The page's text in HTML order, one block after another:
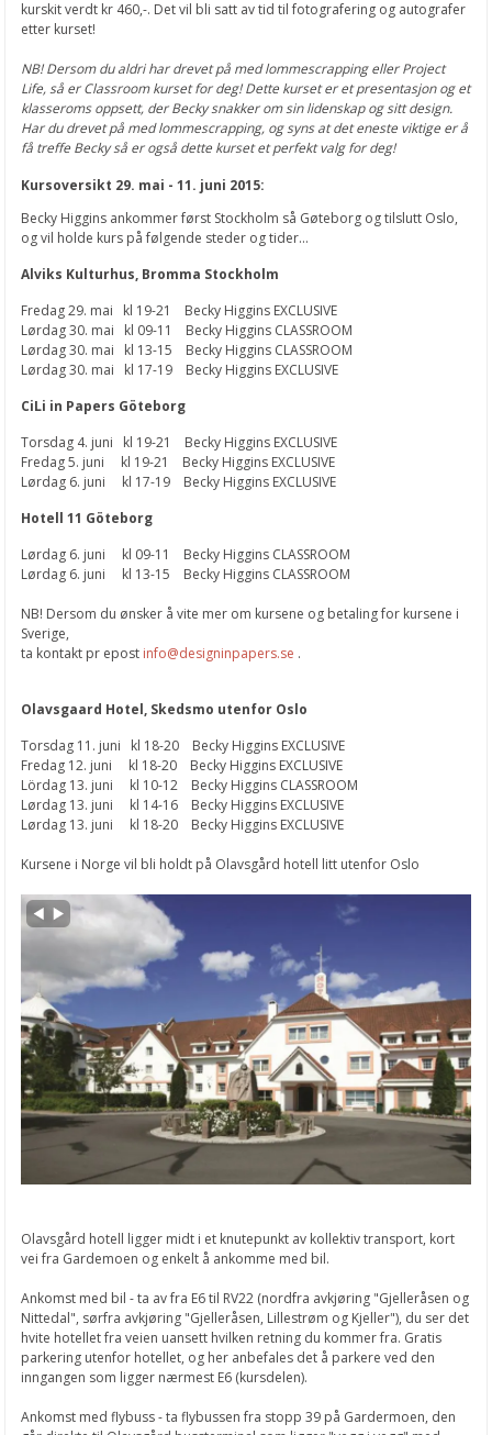
kurskit verdt kr 460,-. Det vil bli satt av tid til fotografering og autografer
etter kurset!
NB! Dersom du aldri har drevet på med lommescrapping eller Project
Life, så er Classroom kurset for deg! Dette kurset er et presentasjon og et
klasseroms oppsett, der Becky snakker om sin lidenskap og sitt design.
Har du drevet på med lommescrapping, og syns at det eneste viktige er å
få treffe Becky så er også dette kurset et perfekt valg for deg!
Kursoversikt 29. mai - 11. juni 2015:
Becky Higgins ankommer først Stockholm så Gøteborg og tilslutt Oslo,
og vil holde kurs på følgende steder og tider...
Alviks Kulturhus, Bromma Stockholm
Fredag 29. mai kl 19-21 Becky Higgins EXCLUSIVE
Lørdag 30. mai kl 09-11 Becky Higgins CLASSROOM
Lørdag 30. mai kl 13-15 Becky Higgins CLASSROOM
Lørdag 30. mai kl 17-19 Becky Higgins EXCLUSIVE
CiLi in Papers Göteborg
Torsdag 4. juni kl 19-21 Becky Higgins EXCLUSIVE
Fredag 5. juni kl 19-21 Becky Higgins EXCLUSIVE
Lørdag 6. juni kl 17-19 Becky Higgins EXCLUSIVE
Hotell 11 Göteborg
Lørdag 6. juni kl 09-11 Becky Higgins CLASSROOM
Lørdag 6. juni kl 13-15 Becky Higgins CLASSROOM
NB! Dersom du ønsker å vite mer om kursene og betaling for kursene i
Sverige,
ta kontakt pr epost info@designinpapers.se .
Olavsgaard Hotel, Skedsmo utenfor Oslo
Torsdag 11. juni kl 18-20 Becky Higgins EXCLUSIVE
Fredag 12. juni kl 18-20 Becky Higgins EXCLUSIVE
Lördag 13. juni kl 10-12 Becky Higgins CLASSROOM
Lørdag 13. juni kl 14-16 Becky Higgins EXCLUSIVE
Lørdag 13. juni kl 18-20 Becky Higgins EXCLUSIVE
Kursene i Norge vil bli holdt på Olavsgård hotell litt utenfor Oslo
Olavsgård hotell ligger midt i et knutepunkt av kollektiv transport, kort
vei fra Gardemoen og enkelt å ankomme med bil.
Ankomst med bil - ta av fra E6 til RV22 (nordfra avkjøring "Gjelleråsen og
Nittedal", sørfra avkjøring "Gjelleråsen, Lillestrøm og Kjeller"), du ser det
hvite hotellet fra veien uansett hvilken retning du kommer fra. Gratis
parkering utenfor hotellet, og her anbefales det å parkere ved den
inngangen som ligger nærmest E6 (kursdelen).
Ankomst med flybuss - ta flybussen fra stopp 39 på Gardermoen, den